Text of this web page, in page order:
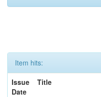
Item hits:
Issue
Date
Title